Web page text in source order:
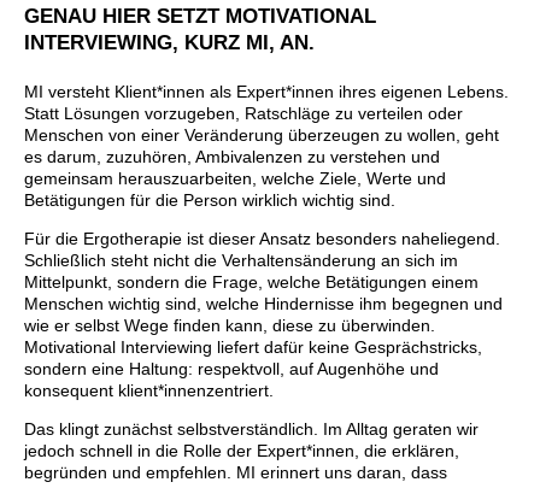
GENAU HIER SETZT MOTIVATIONAL
INTERVIEWING, KURZ MI, AN.
MI versteht Klient*innen als Expert*innen ihres eigenen Lebens.
Statt Lösungen vorzugeben, Ratschläge zu verteilen oder
Menschen von einer Veränderung überzeugen zu wollen, geht
es darum, zuzuhören, Ambivalenzen zu verstehen und
gemeinsam herauszuarbeiten, welche Ziele, Werte und
Betätigungen für die Person wirklich wichtig sind.
Für die Ergotherapie ist dieser Ansatz besonders naheliegend.
Schließlich steht nicht die Verhaltensänderung an sich im
Mittelpunkt, sondern die Frage, welche Betätigungen einem
Menschen wichtig sind, welche Hindernisse ihm begegnen und
wie er selbst Wege finden kann, diese zu überwinden.
Motivational Interviewing liefert dafür keine Gesprächstricks,
sondern eine Haltung: respektvoll, auf Augenhöhe und
konsequent klient*innenzentriert.
Das klingt zunächst selbstverständlich. Im Alltag geraten wir
jedoch schnell in die Rolle der Expert*innen, die erklären,
begründen und empfehlen. MI erinnert uns daran, dass